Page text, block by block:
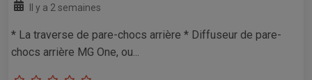
Il y a 2 semaines
* La traverse de pare-chocs arrière * Diffuseur de pare-
chocs arrière MG One, ou...